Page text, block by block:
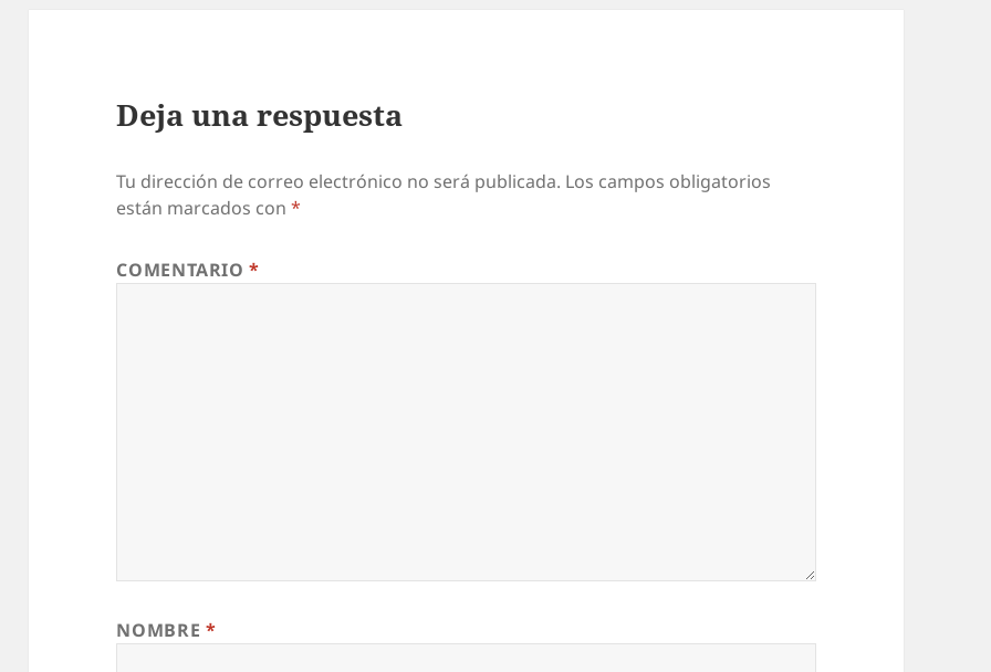
Deja una respuesta
Tu dirección de correo electrónico no será publicada. Los campos obligatorios
están marcados con*
COMENTARIO*
NOMBRE *